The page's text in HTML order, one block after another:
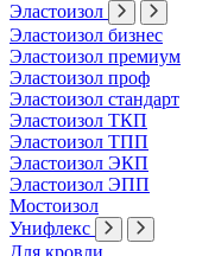
Эластоизол
Эластоизол бизнес
Эластоизол премиум
Эластоизол проф
Эластоизол стандарт
Эластоизол ТКП
Эластоизол ТПП
Эластоизол ЭКП
Эластоизол ЭПП
Мостоизол
Унифлекс
Для кровли